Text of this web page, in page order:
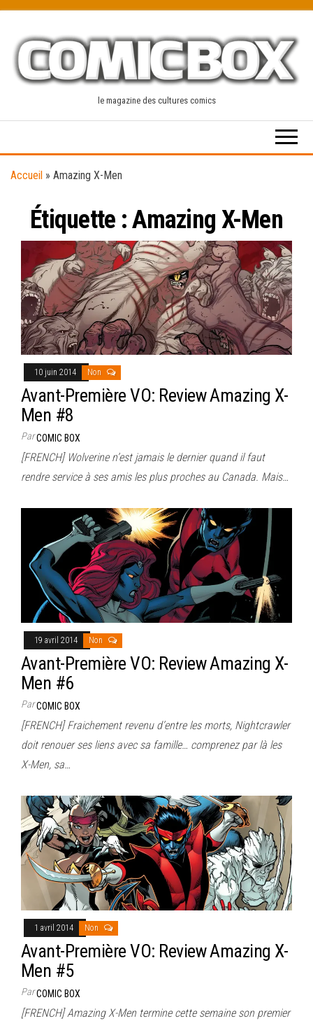
content
le magazine des cultures comics
Accueil » Amazing X-Men
Étiquette :Amazing X-Men
10 juin 2014 Non
Avant-Première VO: Review Amazing X-
Men #8
ParCOMIC BOX
[FRENCH] Wolverine n’est jamais le dernier quand il faut
rendre service à ses amis les plus proches au Canada. Mais…
19 avril 2014 Non
Avant-Première VO: Review Amazing X-
Men #6
ParCOMIC BOX
[FRENCH] Fraichement revenu d’entre les morts, Nightcrawler
doit renouer ses liens avec sa famille… comprenez par là les
X-Men, sa…
1 avril 2014 Non
Avant-Première VO: Review Amazing X-
Men #5
ParCOMIC BOX
[FRENCH] Amazing X-Men termine cette semaine son premier